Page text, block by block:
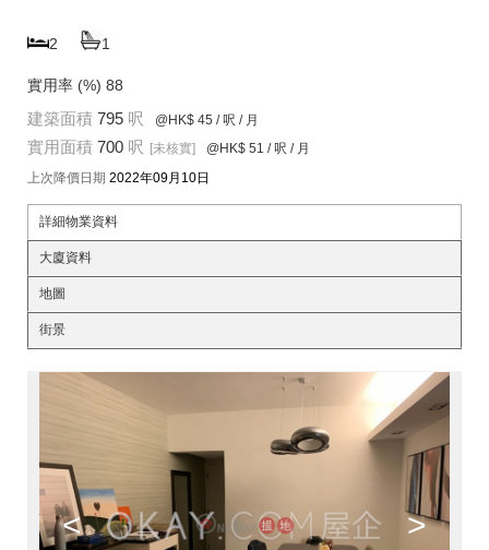
2 1
實用率 (%) 88
建築面積 795 呎 @HK$ 45 / 呎 / 月
實用面積 700 呎 [未核實] @HK$ 51 / 呎 / 月
上次降價日期 2022年09月10日
詳細物業資料
大廈資料
地圖
街景
< >